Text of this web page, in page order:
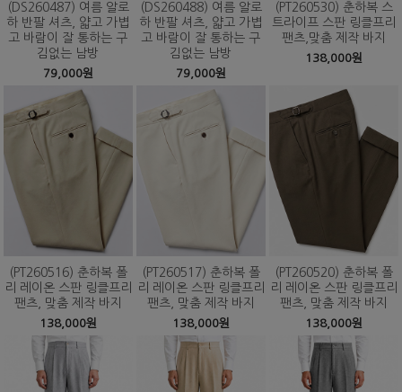
(DS260487) 여름 알로
하 반팔 셔츠, 얇고 가볍
고 바람이 잘 통하는 구
김없는 남방
79,000원
(DS260488) 여름 알로
하 반팔 셔츠, 얇고 가볍
고 바람이 잘 통하는 구
김없는 남방
79,000원
(PT260530) 춘하복 스
트라이프 스판 링클프리
팬츠,맞춤 제작 바지
138,000원
(PT260516) 춘하복 폴
리 레이온 스판 링클프리
팬츠, 맞춤 제작 바지
138,000원
(PT260517) 춘하복 폴
리 레이온 스판 링클프리
팬츠, 맞춤 제작 바지
138,000원
(PT260520) 춘하복 폴
리 레이온 스판 링클프리
팬츠, 맞춤 제작 바지
138,000원